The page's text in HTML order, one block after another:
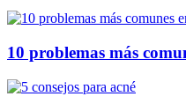
10 problemas más